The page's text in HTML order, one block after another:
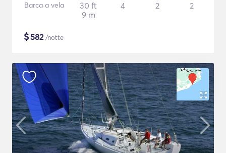
Barca a vela
30 ft
9 m
4 2 2
$582/notte